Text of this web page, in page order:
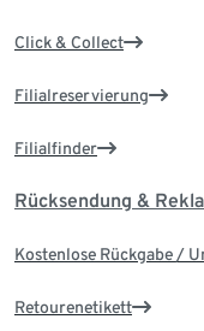
Click & Collect
Filialreservierung
Filialfinder
Rücksendung &
Kostenlose Rückgabe /
Retourenetikett